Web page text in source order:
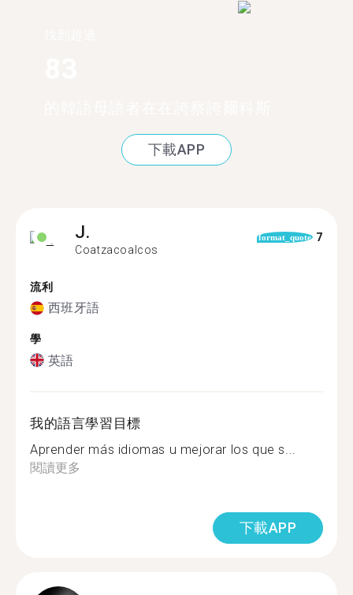
下載APP
J.
Coatzacoalcos
format_quote 7
流利
西班牙語
學
英語
我的語言學習目標
Aprender más idiomas u mejorar los que s...
閱讀更多
下載APP